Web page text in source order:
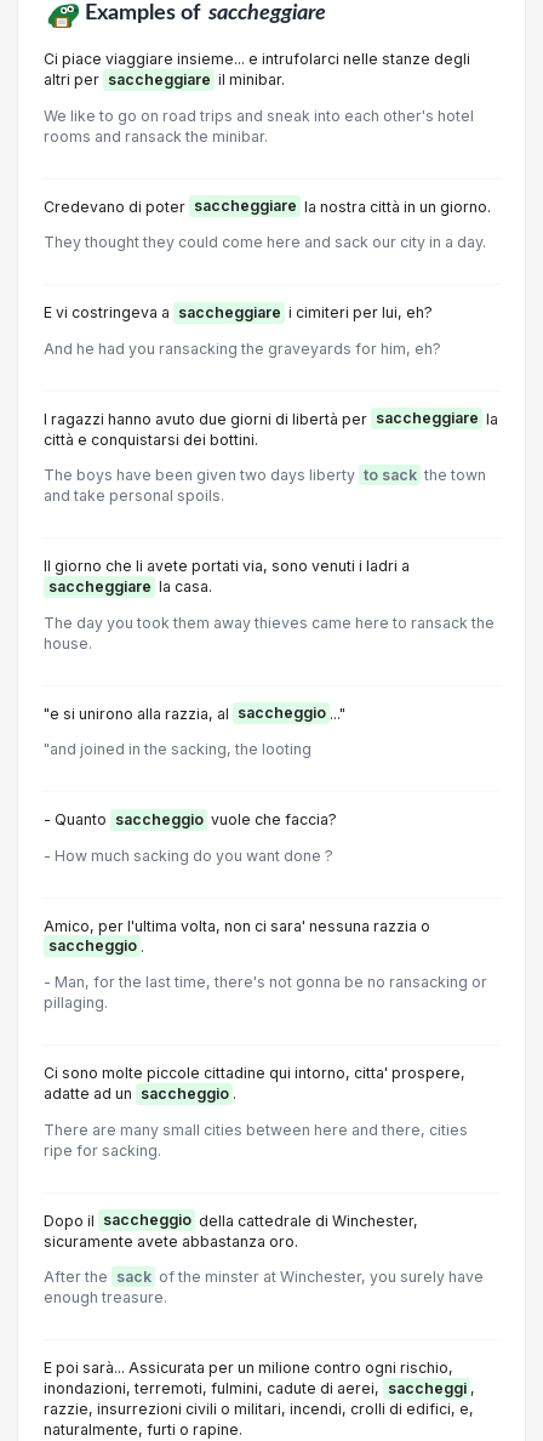
Examples of saccheggiare
Ci piace viaggiare insieme... e intrufolarci nelle stanze degli
altri per saccheggiare il minibar.
We like to go on road trips and sneak into each other's hotel
rooms and ransack the minibar.
Credevano di poter saccheggiare la nostra città in un giorno.
They thought they could come here and sack our city in a day.
E vi costringeva a saccheggiare i cimiteri per lui, eh?
And he had you ransacking the graveyards for him, eh?
I ragazzi hanno avuto due giorni di libertà per saccheggiare la
città e conquistarsi dei bottini.
The boys have been given two days liberty to sack the town
and take personal spoils.
Il giorno che li avete portati via, sono venuti i ladri a
saccheggiare la casa.
The day you took them away thieves came here to ransack the
house.
"e si unirono alla razzia, al saccheggio ..."
"and joined in the sacking, the looting
- Quanto saccheggio vuole che faccia?
- How much sacking do you want done ?
Amico, per l'ultima volta, non ci sara' nessuna razzia o
saccheggio .
- Man, for the last time, there's not gonna be no ransacking or
pillaging.
Ci sono molte piccole cittadine qui intorno, citta' prospere,
adatte ad un saccheggio .
There are many small cities between here and there, cities
ripe for sacking.
Dopo il saccheggio della cattedrale di Winchester,
sicuramente avete abbastanza oro.
After the sack of the minster at Winchester, you surely have
enough treasure.
E poi sarà... Assicurata per un milione contro ogni rischio,
inondazioni, terremoti, fulmini, cadute di aerei, saccheggi ,
razzie, insurrezioni civili o militari, incendi, crolli di edifici, e,
naturalmente, furti o rapine.